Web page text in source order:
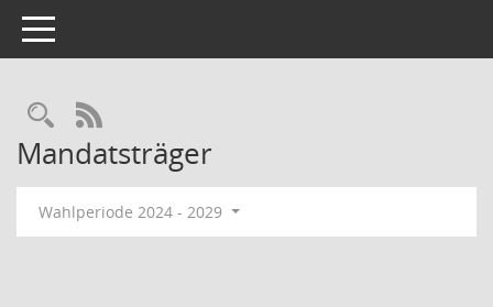
Toggle navigation
Rechercheauswahl
RSS-Feed
Mandatsträger
Wahlperiode 2024 - 2029